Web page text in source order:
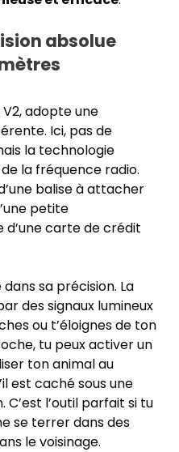
absolue
adopte une
Ici, pas de
la technologie
la fréquence radio.
balise à attacher
petite
carte de crédit
sa précision. La
des signaux lumineux
ou t’éloignes de ton
tu peux activer un
ton animal au
est caché sous une
C’est l’outil parfait si tu
se terrer dans des
le voisinage.